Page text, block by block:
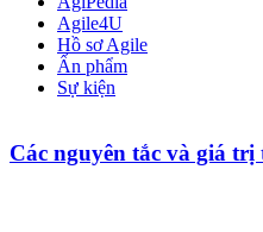
Agile4U
Hồ sơ Agile
Ấn phẩm
Sự kiện
Các nguyên tắc và giá trị